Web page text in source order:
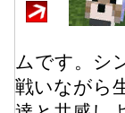
ムです。シ
戦いながら